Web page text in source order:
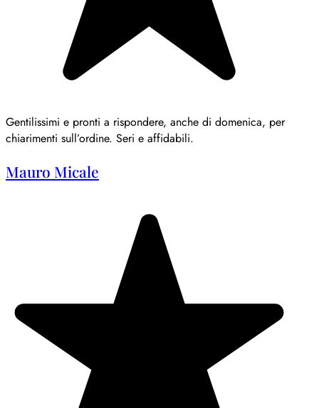
Gentilissimi e pronti a rispondere, anche di domenica, per
chiarimenti sull’ordine. Seri e affidabili.
Mauro Micale